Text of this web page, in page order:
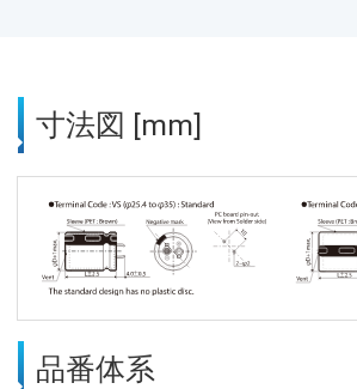
寸法図 [mm]
品番体系